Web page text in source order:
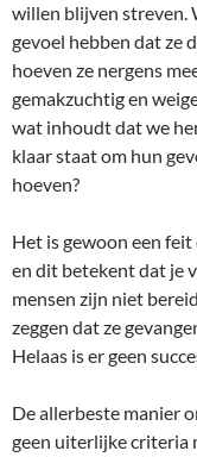
willen blijven streven.
gevoel hebben dat ze
hoeven ze nergens
gemakzuchtig en
wat inhoudt dat we
klaar staat om hun
hoeven?
Het is gewoon een
en dit betekent dat je
mensen zijn niet
zeggen dat ze
Helaas is er geen
De allerbeste manier
geen uiterlijke criteria